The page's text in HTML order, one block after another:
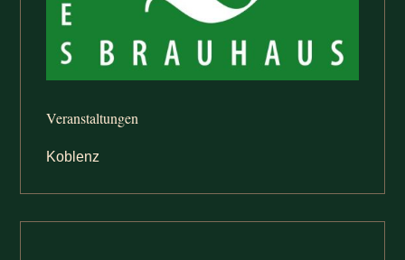
Veranstaltungen
Koblenz